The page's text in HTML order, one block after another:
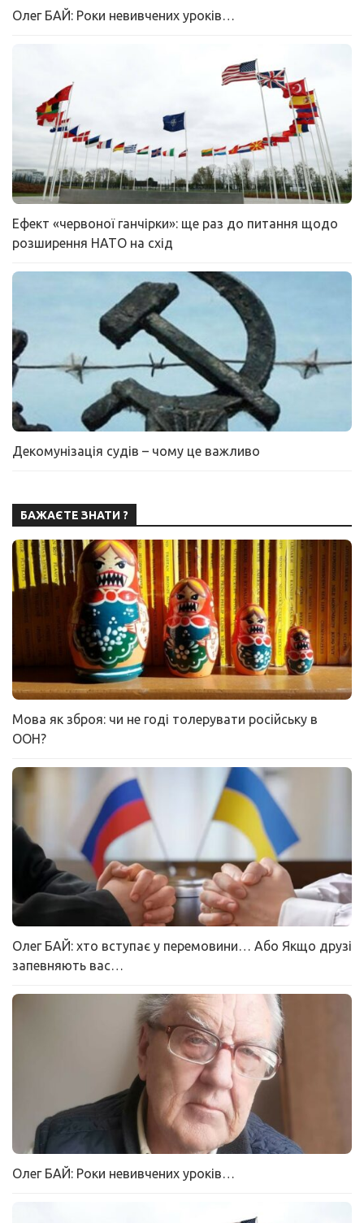
Олег БАЙ: Роки невивчених уроків…
Ефект «червоної ганчірки»: ще раз до питання щодо
розширення НАТО на схід
Декомунізація судів – чому це важливо
БАЖАЄТЕ ЗНАТИ ?
Мова як зброя: чи не годі толерувати російську в
ООН?
Олег БАЙ: хто вступає у перемовини… Або Якщо друзі
запевняють вас…
Олег БАЙ: Роки невивчених уроків…